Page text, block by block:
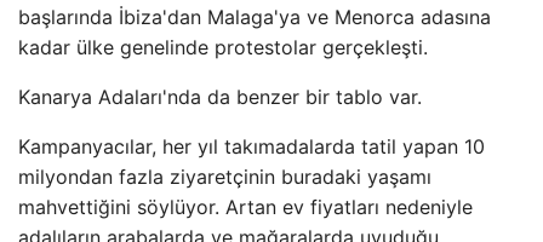
başlarında İbiza'dan Malaga'ya ve Menorca adasına
kadar ülke genelinde protestolar gerçekleşti.
Kanarya Adaları'nda da benzer bir tablo var.
Kampanyacılar, her yıl takımadalarda tatil yapan 10
milyondan fazla ziyaretçinin buradaki yaşamı
mahvettiğini söylüyor. Artan ev fiyatları nedeniyle
adalıların arabalarda ve mağaralarda uyuduğu